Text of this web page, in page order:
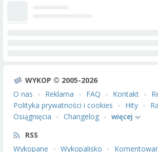
WYKOP © 2005-2026
O nas
Reklama FAQ Kontakt
Polityka prywatności i cookies
Hity
Osiągnięcia
Changelog
więcej
RSS
Wykopane
Wykopalisko